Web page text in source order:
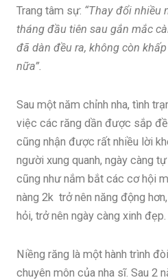
Trang tâm sự: “Thay đổi nhiều
tháng đầu tiên sau gắn mắc
đã dàn đều ra, không còn
nữa”.
Sau một năm chỉnh nha, tình
việc các răng dần được sắp
cũng nhận được rất nhiều lời
người xung quanh, ngày càng
cũng như nắm bắt các cơ hội
nàng 2k trở nên năng động
hỏi, trở nên ngày càng xinh đẹp.
Niềng răng là một hành trình
chuyên môn của nha sĩ. Sau 2